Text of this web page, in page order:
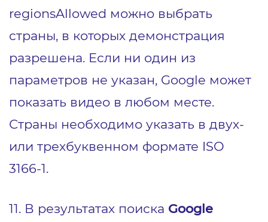
regionsAllowed можно выбрать
страны, в которых демонстрация
разрешена. Если ни один из
параметров не указан, Google может
показать видео в любом месте.
Страны необходимо указать в двух‑
или трехбуквенном формате ISO
3166‑1.
11. В результатах поиска Google